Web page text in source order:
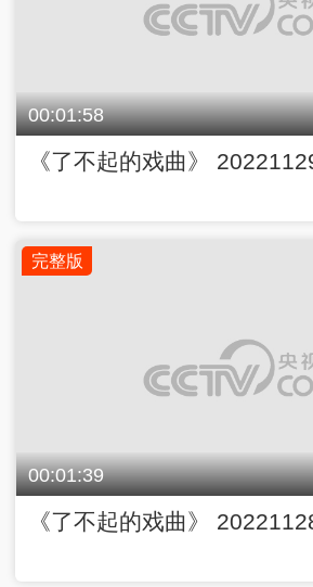
00:01:58
《了不起的戏曲》
完整版
00:01:39
《了不起的戏曲》